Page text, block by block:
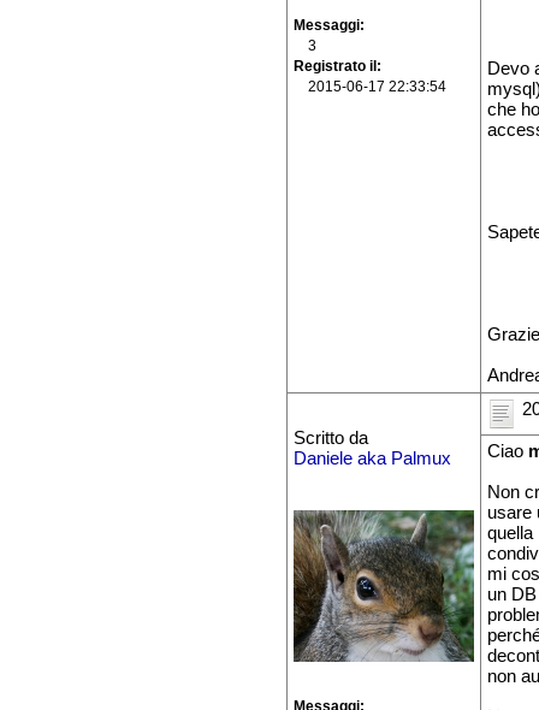
Messaggi
3
Registrato il
2015-06-17 22:33:54
Devo
che
Scritto da
Daniele aka Palmux
Ciao
Non
usare
quella
mi
un
non